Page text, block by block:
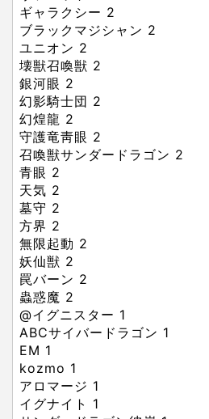
ギャラクシー 2
ブラックマジシャン 2
ユニオン 2
壊獣召喚獣 2
銀河眼 2
幻影騎士団 2
幻煌龍 2
守護竜靑眼 2
召喚獣サンダードラゴン 2
青眼 2
天気 2
墓守 2
方界 2
無限起動 2
妖仙獣 2
罠バーン 2
蟲惑魔 2
@イグニスター 1
ABCサイバードラゴン 1
EM 1
kozmo 1
アロマージ 1
イグナイト 1